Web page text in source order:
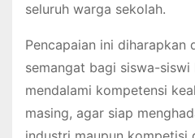
seluruh warga sekolah.
Pencapaian ini diharapkan
semangat bagi siswa-
mendalami kompetensi
masing, agar siap